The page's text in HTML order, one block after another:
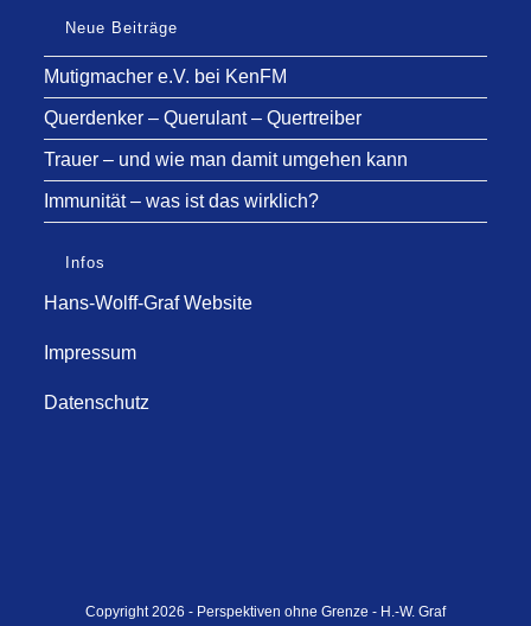
Neue Beiträge
Mutigmacher e.V. bei KenFM
Querdenker – Querulant – Quertreiber
Trauer – und wie man damit umgehen kann
Immunität – was ist das wirklich?
Infos
Hans-Wolff-Graf Website
Impressum
Datenschutz
Copyright 2026 - Perspektiven ohne Grenze - H.-W. Graf